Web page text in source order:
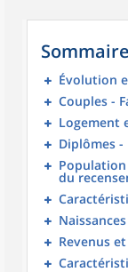
Sommaire
Évolution
Couples -
Logement
Diplômes
du
Revenus